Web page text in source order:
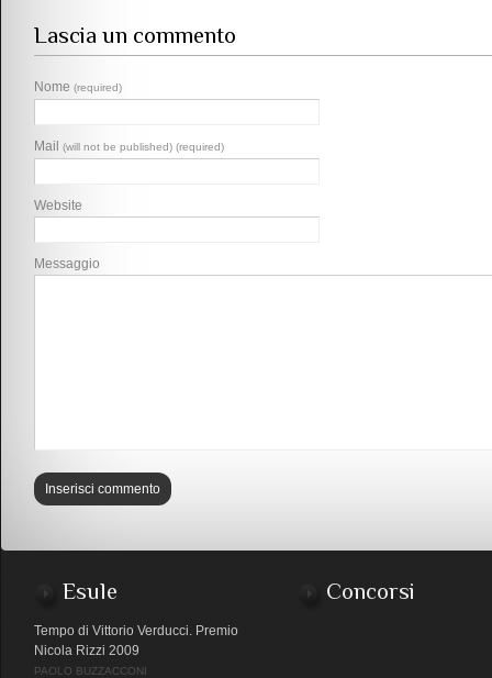
Lascia un commento
Nome (required)
Mail (will not be published) (required)
Website
Messaggio
Esule
Tempo di Vittorio Verducci. Premio
Nicola Rizzi 2009
PAOLO BUZZACCONI
Concorsi